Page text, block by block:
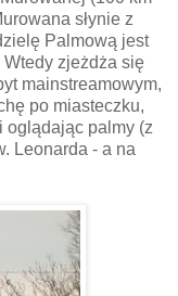
słynie z
Palmową jest
zjeżdża się
mainstreamowym,
po miasteczku,
oglądając palmy (z
Leonarda - a na